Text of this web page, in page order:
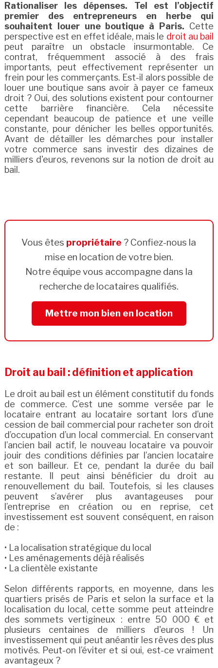
Rationaliser les dépenses. Tel est l’objectif
premier des entrepreneurs en herbe qui
souhaitent louer une boutique à Paris. Cette
perspective est en effet idéale, mais le droit au bail
peut paraître un obstacle insurmontable. Ce
contrat, fréquemment associé à des frais
importants, peut effectivement représenter un
frein pour les commerçants. Est-il alors possible de
louer une boutique sans avoir à payer ce fameux
droit ? Oui, des solutions existent pour contourner
cette barrière financière. Cela nécessite
cependant beaucoup de patience et une veille
constante, pour dénicher les belles opportunités.
Avant de détailler les démarches pour installer
votre commerce sans investir des dizaines de
milliers d'euros, revenons sur la notion de droit au
bail.
Vous êtes propriétaire ? Confiez-nous la
mise en location de votre bien.
Notre équipe vous accompagne dans la
recherche de locataires qualifiés.
Mettre mon bien en location
Droit au bail : définition et application
Le droit au bail est un élément constitutif du fonds
de commerce. C’est une somme versée par le
locataire entrant au locataire sortant lors d’une
cession de bail commercial pour racheter son droit
d’occupation d’un local commercial. En conservant
l’ancien bail actif, le nouveau locataire va pouvoir
jouir des conditions définies par l’ancien locataire
et son bailleur. Et ce, pendant la durée du bail
restante. Il peut ainsi bénéficier du droit au
renouvellement du bail. Toutefois, si les clauses
peuvent s’avérer plus avantageuses pour
l’entreprise en création ou en reprise, cet
investissement est souvent conséquent, en raison
de :
• La localisation stratégique du local
• Les aménagements déjà réalisés
• La clientèle existante
Selon différents rapports, en moyenne, dans les
quartiers prisés de Paris et selon la surface et la
localisation du local, cette somme peut atteindre
des sommets vertigineux : entre 50 000 € et
plusieurs centaines de milliers d'euros ! Un
investissement qui peut anéantir les rêves des plus
motivés. Peut-on l’éviter et si oui, est-ce vraiment
avantageux ?